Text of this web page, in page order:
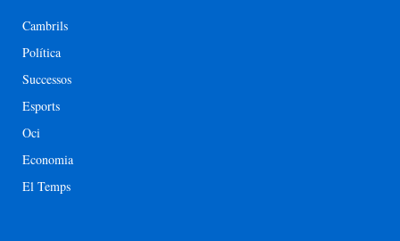
Cambrils
Política
Successos
Esports
Oci
Economia
El Temps